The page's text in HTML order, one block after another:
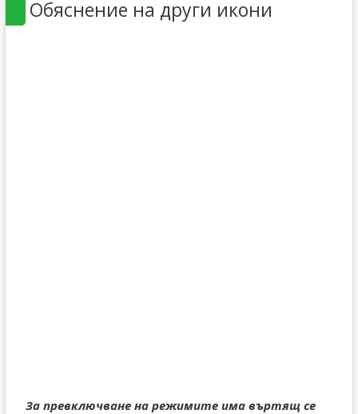
Обяснение на други икони
За превключване на режимите има въртящ се